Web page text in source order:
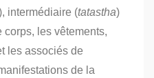
intermédiaire (tatastha)
corps, les vêtements,
les associés de
de la